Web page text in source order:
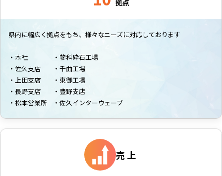
拠点
県内に幅広く拠点をもち、様々なニーズに対応しております
・本社 ・蓼科砕石工場
・佐久支店 ・千曲工場
・上田支店 ・東御工場
・長野支店 ・豊野支店
・松本営業所 ・佐久インターウェーブ
売上